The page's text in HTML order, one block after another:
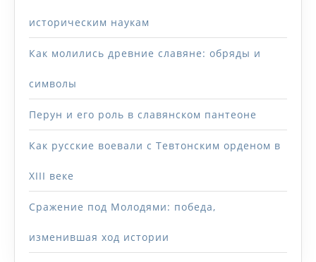
историческим наукам
Как молились древние славяне: обряды и
символы
Перун и его роль в славянском пантеоне
Как русские воевали с Тевтонским орденом в
XIII веке
Сражение под Молодями: победа,
изменившая ход истории